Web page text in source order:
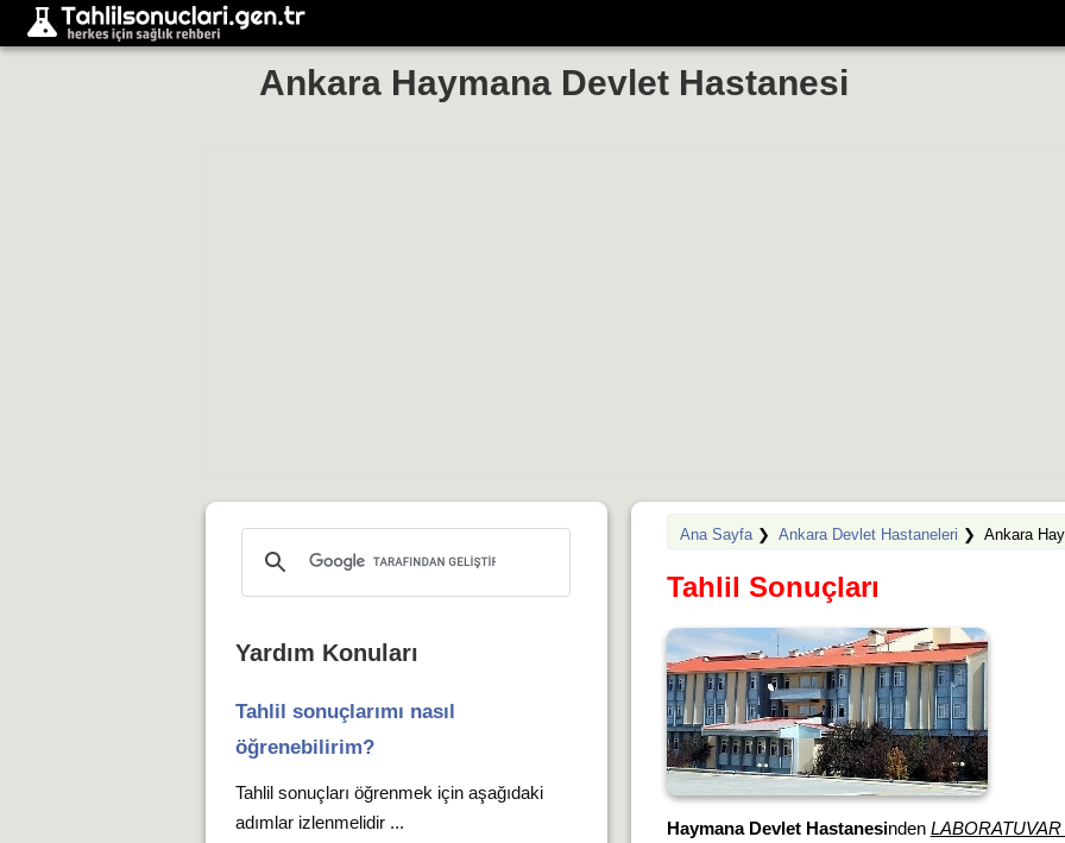
Ankara Haymana Devlet Hastanesi
Ana Sayfa❯ Ankara Devlet Hastaneleri ❯ Ankara
Tahlil Sonuçları
Haymana Devlet Hastanesinden
Yardım Konuları
Tahlil sonuçlarımı nasıl
öğrenebilirim?
Tahlil sonuçları öğrenmek için aşağıdaki
adımlar izlenmelidir ...